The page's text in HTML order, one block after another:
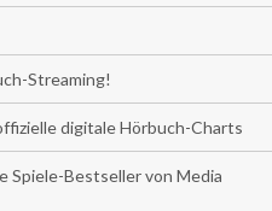
Streaming!
digitale Hörbuch-Charts
Spiele-Bestseller von Media